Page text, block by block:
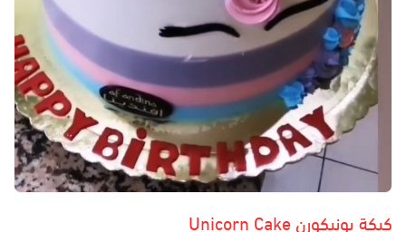
كيكة يونيكورن Unicorn Cake